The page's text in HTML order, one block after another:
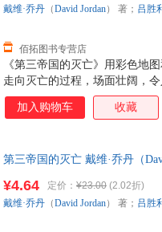
《第三帝国的灭亡》用彩色地
走向灭亡的过程，场面壮阔，
非和苏联战场的接连失利，预
展。美国的参战进一步加强了
说1942年的战事是一个决定性
国”彻底消亡。
佰拓图书专营店
戴维·乔丹 （David Jordan） 著； 吕胜
加入购物车 收藏
第三帝国的灭亡 戴维·乔丹（
¥4.64 定价： ¥23.00 (2.02折)
戴维·乔丹 （David Jordan） 著； 吕胜